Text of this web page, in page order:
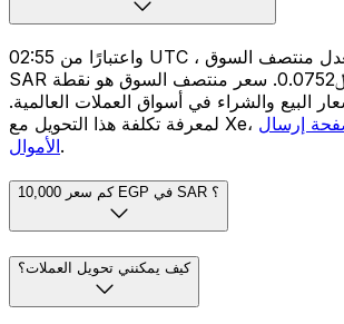
واعتبارًا من 02:55 UTC ، فإن معدل منتصف السوق EGP إلى
SAR هو £1 = ﷼0.0752. سعر منتصف السوق هو نقطة
البيع والشراء في أسواق العملات العالمية.
إرسال
الأموال.
كم سعر 10,000 EGP في SAR ؟
كيف يمكنني تحويل العملات؟